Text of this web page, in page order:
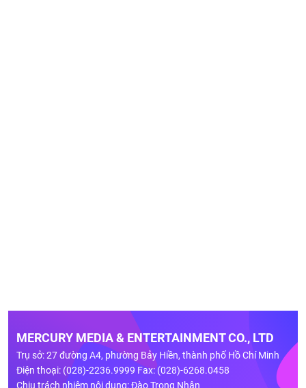
MERCURY MEDIA & ENTERTAINMENT CO., LTD
Trụ sở: 27 đường A4, phường Bảy Hiền, thành phố Hồ Chí Minh
Điện thoại: (028)-2236.9999 Fax: (028)-6268.0458
Chịu trách nhiệm nội dung: Đào Trọng Nhân